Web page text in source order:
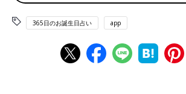
農協記念日 鉄道電化の日
修★たまひよ365日のお誕生日占い
365日のお誕生日占い app